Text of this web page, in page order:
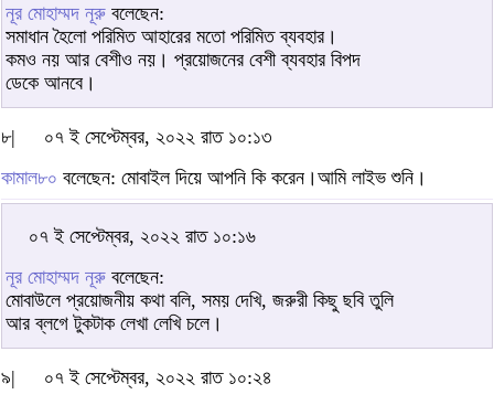
নূর মোহাম্মদ নূরু বলেছেন:
সমাধান হৈলো পরিমিত আহারের মতো পরিমিত ব্যবহার।
কমও নয় আর বেশীও নয়। প্রয়োজনের বেশী ব্যবহার বিপদ
ডেকে আনবে।
৮|
০৭ ই সেপ্টেম্বর, ২০২২ রাত ১০:১৩
কামাল৮০ বলেছেন: মোবাইল দিয়ে আপনি কি করেন।আমি লাইভ শুনি।
০৭ ই সেপ্টেম্বর, ২০২২ রাত ১০:১৬
নূর মোহাম্মদ নূরু বলেছেন:
মোবাউলে প্রয়োজনীয় কথা বলি, সময় দেখি, জরুরী কিছু ছবি তুলি
আর ব্লগে টুকটাক লেখা লেখি চলে।
৯|
০৭ ই সেপ্টেম্বর, ২০২২ রাত ১০:২৪